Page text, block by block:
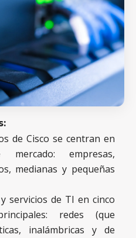
de Cisco se centran en
empresas,
medianas y pequeñas
servicios de TI en cinco
redes (que
inalámbricas y de